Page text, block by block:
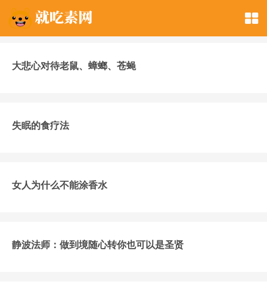
大悲心对待老鼠、蟑螂、苍蝇
失眠的食疗法
女人为什么不能涂香水
静波法师：做到境随心转你也可以是圣贤